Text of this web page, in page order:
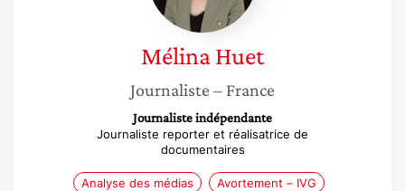
MélinaHuet
Journaliste – France
Journaliste indépendante
Journaliste reporter et réalisatrice de
documentaires
Analyse des médias Avortement – IVG